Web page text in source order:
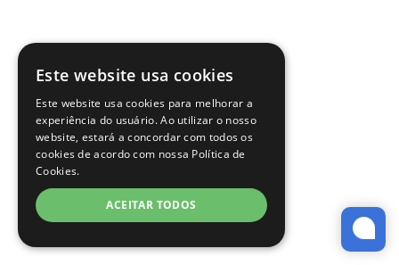
Este website usa cookies
Este website usa cookies para melhorar a
experiência do usuário. Ao utilizar o nosso
website, estará a concordar com todos os
cookies de acordo com nossa Política de
Cookies.
ACEITAR TODOS